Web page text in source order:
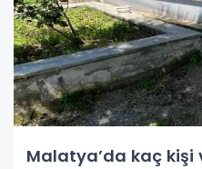
Malatya’da kaç